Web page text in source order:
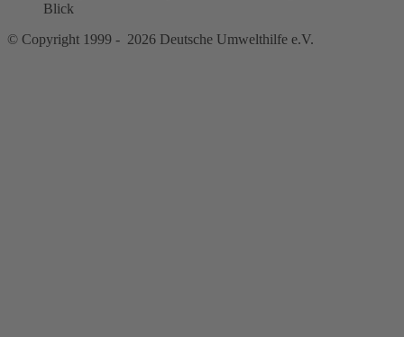
© Copyright 1999 - 2026 Deutsche Umwelthilfe e.V.